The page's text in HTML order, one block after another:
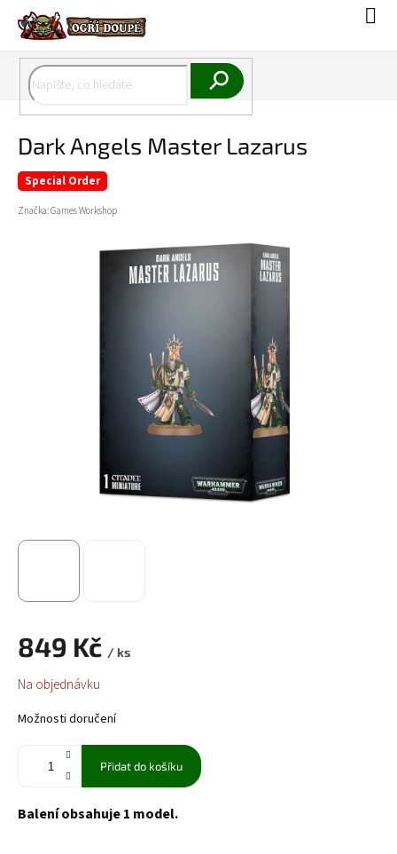
obsah
Dark Angels Master Lazarus
Special Order
Značka:Games Workshop
849 Kč / ks
Měrná
cena:
Na objednávku
Možnosti doručení
Přidat do košíku
Balení obsahuje 1 model.